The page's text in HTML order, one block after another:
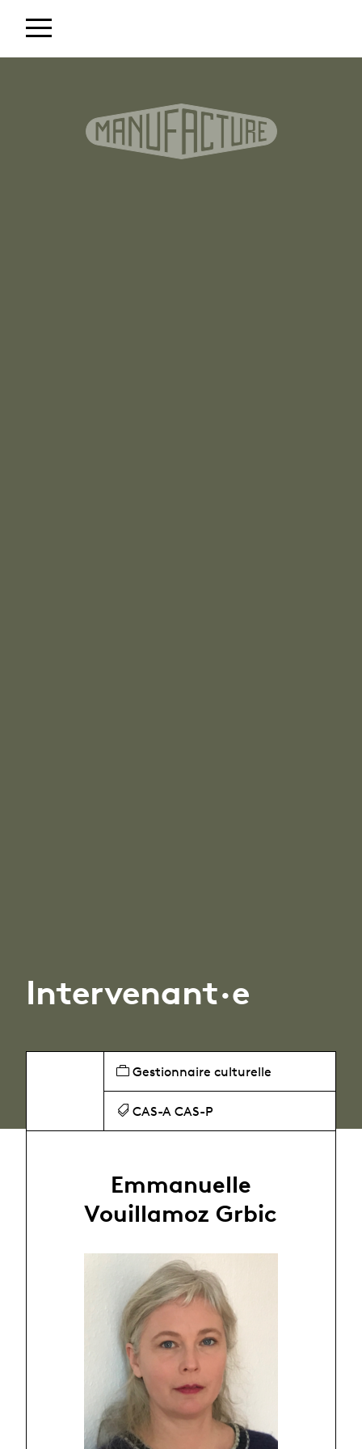
Intervenant·e
Gestionnaire culturelle
CAS-A CAS-P
Emmanuelle
Vouillamoz Grbic